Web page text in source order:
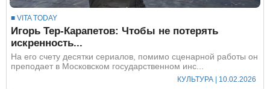
■ VITA TODAY
Игорь Тер-Карапетов: Чтобы не потерять
искренность...
На его счету десятки сериалов, помимо сценарной работы он
преподает в Московском государственном инс...
КУЛЬТУРА | 10.02.2026